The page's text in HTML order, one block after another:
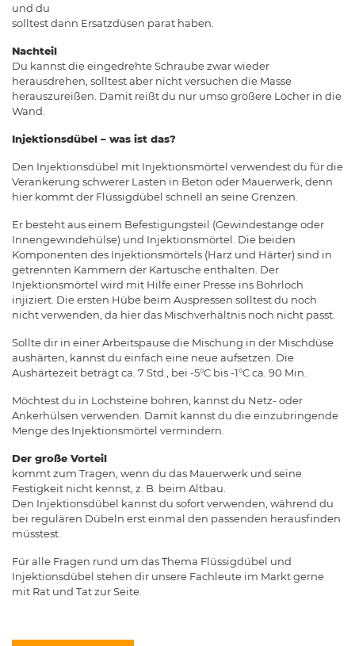
und du
solltest dann Ersatzdüsen parat haben.
Nachteil
Du kannst die eingedrehte Schraube zwar wieder
herausdrehen, solltest aber nicht versuchen die Masse
herauszureißen. Damit reißt du nur umso größere Löcher in die
Wand.
Injektionsdübel – was ist das?
Den Injektionsdübel mit Injektionsmörtel verwendest du für die
Verankerung schwerer Lasten in Beton oder Mauerwerk, denn
hier kommt der Flüssigdübel schnell an seine Grenzen.
Er besteht aus einem Befestigungsteil (Gewindestange oder
Innengewindehülse) und Injektionsmörtel. Die beiden
Komponenten des Injektionsmörtels (Harz und Härter) sind in
getrennten Kammern der Kartusche enthalten. Der
Injektionsmörtel wird mit Hilfe einer Presse ins Bohrloch
injiziert. Die ersten Hübe beim Auspressen solltest du noch
nicht verwenden, da hier das Mischverhältnis noch nicht passt.
Sollte dir in einer Arbeitspause die Mischung in der Mischdüse
aushärten, kannst du einfach eine neue aufsetzen. Die
Aushärtezeit beträgt ca. 7 Std., bei -5°C bis -1°C ca. 90 Min.
Möchtest du in Lochsteine bohren, kannst du Netz- oder
Ankerhülsen verwenden. Damit kannst du die einzubringende
Menge des Injektionsmörtel vermindern.
Der große Vorteil
kommt zum Tragen, wenn du das Mauerwerk und seine
Festigkeit nicht kennst, z. B. beim Altbau.
Den Injektionsdübel kannst du sofort verwenden, während du
bei regulären Dübeln erst einmal den passenden herausfinden
müsstest.
Für alle Fragen rund um das Thema Flüssigdübel und
Injektionsdübel stehen dir unsere Fachleute im Markt gerne
mit Rat und Tat zur Seite.